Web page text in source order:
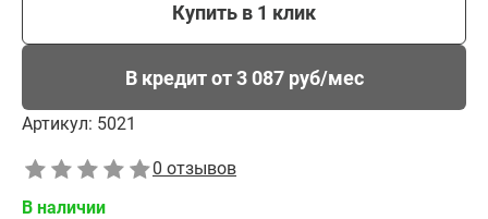
Купить в 1 клик
В кредит от 3 087 руб/мес
Артикул: 5021
0 отзывов
В наличии